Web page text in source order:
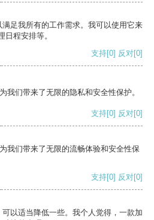
足我所有的工作需求。我可以使用它来
程安排等。
支持[0] 反对[0]
我们带来了无限的隐私和安全性保护。
支持[0] 反对[0]
我们带来了无限的流畅体验和安全性保
支持[0] 反对[0]
以适当降低一些。我个人觉得，一款加